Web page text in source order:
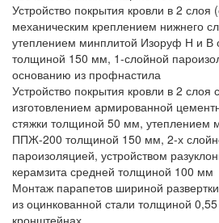
Устройство покрытия кровли в 2 слоя
механическим креплением нижнего
утеплением минплитой Изоруф Н и В
толщиной 150 мм, 1-слойной
основанию из профнастила
Устройство покрытия кровли в 2 слоя с
изготовлением армированной
стяжки толщиной 50 мм, утеплением
ППЖ-200 толщиной 150 мм, 2-х
пароизоляцией, устройством
керамзита средней толщиной 100 мм
Монтаж парапетов шириной
из оцинкованной стали толщиной
кронштейнах